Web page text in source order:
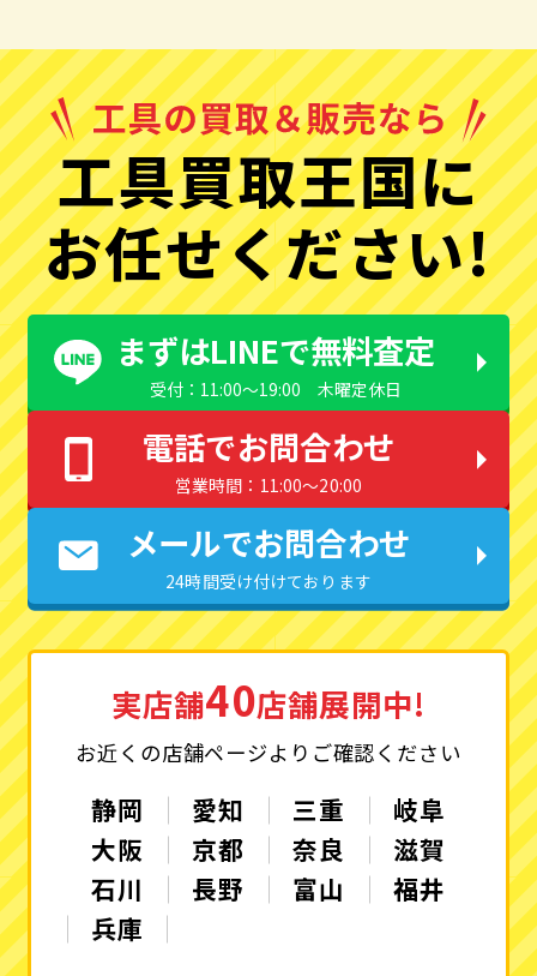
工具買取王国に
お任せください!
まずはLINEで無料査定
受付：11:00〜19:00 木曜定休日
電話でお問合わせ
営業時間：11:00〜20:00
メールでお問合わせ
24時間受け付けております
実店舗40店舗展開中!
お近くの店舗ページよりご確認ください
静岡 愛知 三重
岐阜
大阪
京都 奈良
滋賀
石川
長野 富山
福井
兵庫